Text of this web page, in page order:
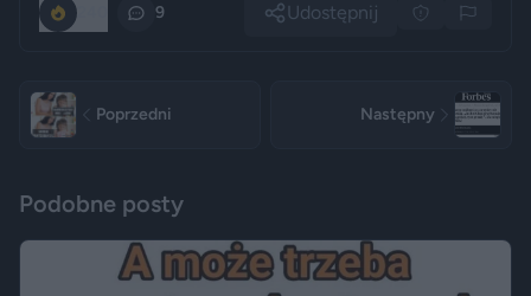
9 Udostępnij
Poprzedni Następny
Podobne posty